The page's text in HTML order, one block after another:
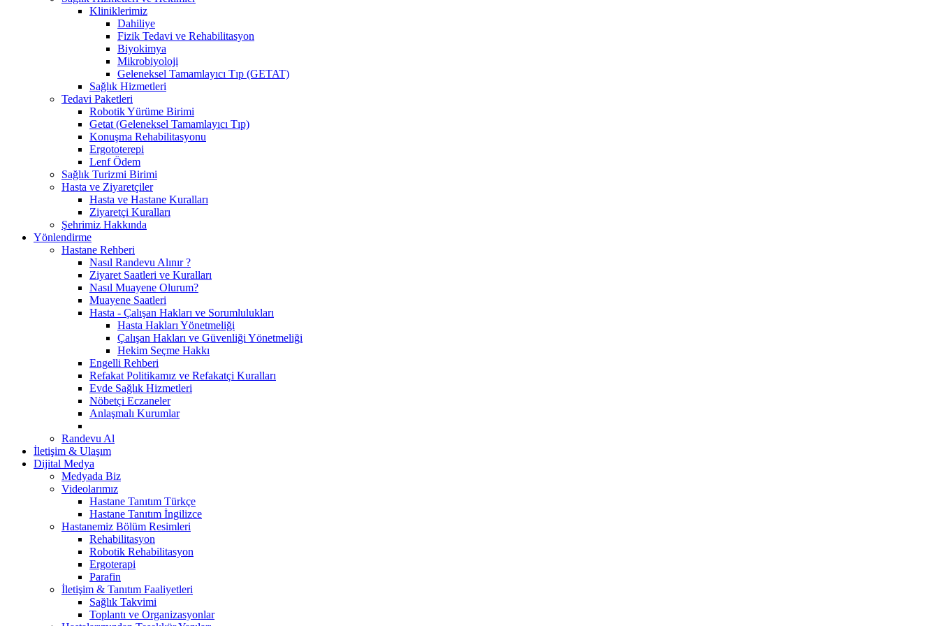
Kliniklerimiz
Dahiliye
Fizik Tedavi ve Rehabilitasyon
Biyokimya
Mikrobiyoloji
Geleneksel Tamamlayıcı Tıp (GETAT)
Sağlık Hizmetleri
Tedavi Paketleri
Robotik Yürüme Birimi
Getat (Geleneksel Tamamlayıcı Tıp)
Konuşma Rehabilitasyonu
Ergototerepi
Lenf Ödem
Sağlık Turizmi Birimi
Hasta ve Ziyaretçiler
Hasta ve Hastane Kuralları
Ziyaretçi Kuralları
Şehrimiz Hakkında
Yönlendirme
Hastane Rehberi
Nasıl Randevu Alınır ?
Ziyaret Saatleri ve Kuralları
Nasıl Muayene Olurum?
Muayene Saatleri
Hasta - Çalışan Hakları ve Sorumlulukları
Hasta Hakları Yönetmeliği
Çalışan Hakları ve Güvenliği Yönetmeliği
Hekim Seçme Hakkı
Engelli Rehberi
Refakat Politikamız ve Refakatçi Kuralları
Evde Sağlık Hizmetleri
Nöbetçi Eczaneler
Anlaşmalı Kurumlar
Randevu Al
İletişim & Ulaşım
Dijital Medya
Medyada Biz
Videolarımız
Hastane Tanıtım Türkçe
Hastane Tanıtım İngilizce
Hastanemiz Bölüm Resimleri
Rehabilitasyon
Robotik Rehabilitasyon
Ergoterapi
Parafin
İletişim & Tanıtım Faaliyetleri
Sağlık Takvimi
Toplantı ve Organizasyonlar